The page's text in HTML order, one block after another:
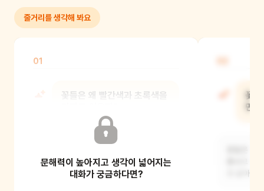
줄거리를 생각해 봐요
01
꽃들은 왜 빨간색과 초록색을
벌이나 나비를 유혹해서 꽃가루받이를
하기 위해서일 거예
문해력이 높아지고 생각이 넓어지는
대화가 궁금하다면?
꽃
만
것 같아요.